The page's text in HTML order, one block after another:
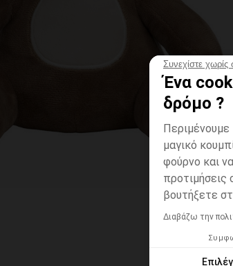
Συνεχίστε
Ένα
δρόμο ?
μαγικό
φούρνο και
προτιμήσεις
βουτήξετε
Διαβάζω την